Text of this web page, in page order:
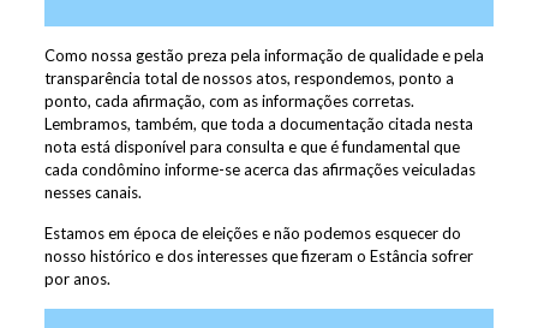
Como nossa gestão preza pela informação de qualidade e pela
transparência total de nossos atos, respondemos, ponto a
ponto, cada afirmação, com as informações corretas.
Lembramos, também, que toda a documentação citada nesta
nota está disponível para consulta e que é fundamental que
cada condômino informe-se acerca das afirmações veiculadas
nesses canais.
Estamos em época de eleições e não podemos esquecer do
nosso histórico e dos interesses que fizeram o Estância sofrer
por anos.